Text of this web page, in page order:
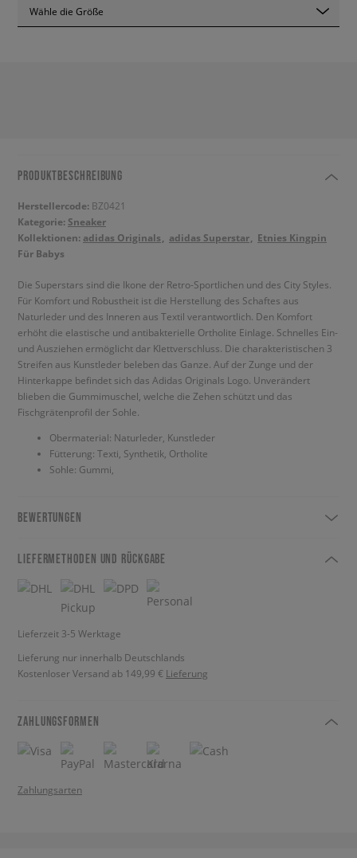
Wähle die Größe
PRODUKTBESCHREIBUNG
Herstellercode: BZ0421
Kategorie: Sneaker
Kollektionen: adidas Originals adidas Superstar
Etnies Kingpin
Für Babys
Die Superstars sind die Ikone der Retro-Sportlichen und des City Styles.
Für Komfort und Robustheit ist die Herstellung des Schaftes aus
Naturleder und des Inneren aus Textil verantwortlich. Den Komfort
erhöht die elastische und antibakterielle Ortholite Einlage. Schnelles Ein-
und Ausziehen ermöglicht dar Klettverschluss. Die charakteristischen 3
Streifen aus Kunstleder beleben das Ganze. Auf der Zunge und der
Hinterkappe befindet sich das Adidas Originals Logo. Unverändert
blieben die Gummimuschel, welche die Zehen schützt und das
Fischgrätenprofil der Sohle.
Obermaterial: Naturleder, Kunstleder
Fütterung: Texti, Synthetik, Ortholite
Sohle: Gummi,
BEWERTUNGEN
LIEFERMETHODEN UND RÜCKGABE
Lieferzeit 3-5 Werktage
Lieferung nur innerhalb Deutschlands
Kostenloser Versand ab 149,99 € Lieferung
ZAHLUNGSFORMEN
Zahlungsarten